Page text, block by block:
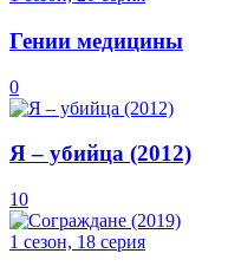
Гении медицины
0
Я – убийца (2012)
10
1 сезон, 18 серия